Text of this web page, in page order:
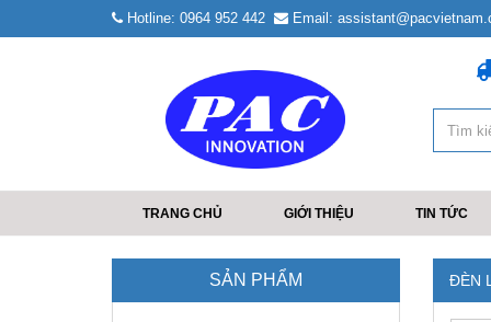
Hotline: 0964 952 442 Email:
TRANG CHỦ GIỚI THIỆU TIN TỨC
ĐÈN
SẢN PHẨM